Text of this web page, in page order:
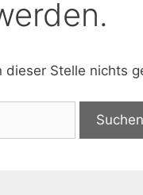
dieser Stelle nichts